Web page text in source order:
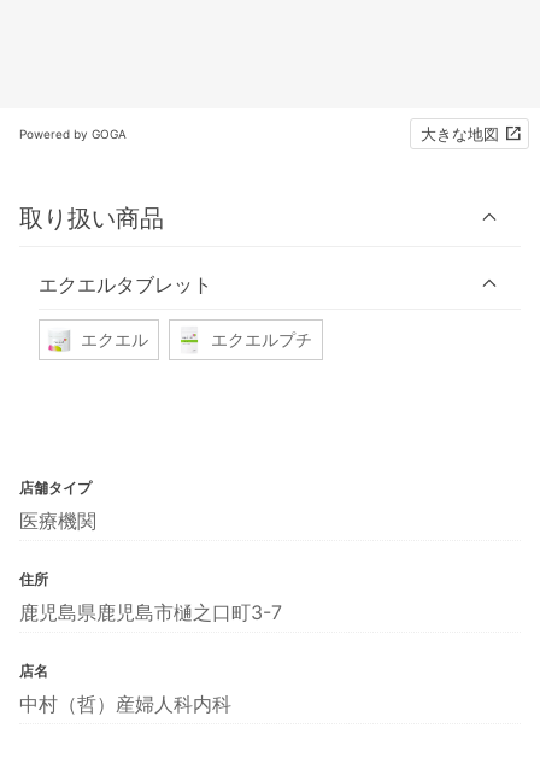
Powered by GOGA 大きな地図
取り扱い商品
エクエルタブレット
エクエル エクエルプチ
店舗タイプ
医療機関
住所
鹿児島県鹿児島市樋之口町3-7
店名
中村（哲）産婦人科内科